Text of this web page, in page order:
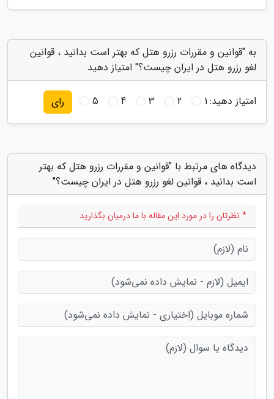
به "قوانین و مقررات رزرو هتل که بهتر است بدانید ، قوانین
لغو رزرو هتل در ایران چیست؟" امتیاز دهید
امتیاز دهید:1
2
3
4
5 رای
دیدگاه های مرتبط با "قوانین و مقررات رزرو هتل که بهتر
است بدانید ، قوانین لغو رزرو هتل در ایران چیست؟"
* نظرتان را در مورد این مقاله با ما درمیان بگذارید